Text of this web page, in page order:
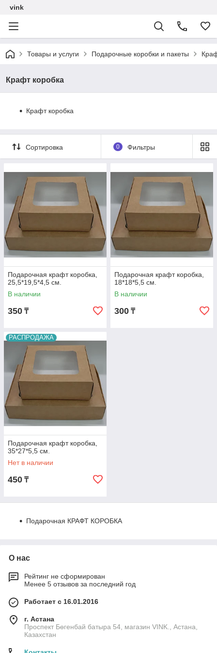
vink
Товары и услуги Подарочные коробки и пакеты
Крафт коробка
Крафт коробка
Сортировка 0 Фильтры
Подарочная крафт коробка,
25,5*19,5*4,5 см.
В наличии
350 ₸
Подарочная крафт коробка,
18*18*5,5 см.
В наличии
300 ₸
РАСПРОДАЖА
Подарочная крафт коробка,
35*27*5,5 см.
Нет в наличии
450 ₸
Подарочная КРАФТ КОРОБКА
О нас
Рейтинг не сформирован
Менее 5 отзывов за последний год
Работает с 16.01.2016
г. Астана
Проспект Бөгенбай батыра 54, магазин VINK., Астана,
Казахстан